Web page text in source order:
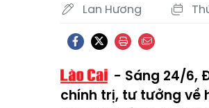
Lan Hương
Sáng 24/6,
chính trị, tư tưởng về